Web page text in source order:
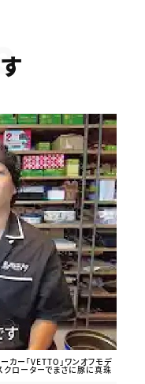
カー「VETTO」ワンオフモデ
クローターでまさに豚に真珠